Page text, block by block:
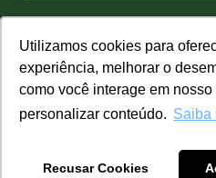
Utilizamos cookies para
experiência, melhorar o
como você interage em nosso
personalizar conteúdo. Saiba
Recusar Cookies
Utilizamos cookies para
experiência, melhorar o
como você interage em nosso
personalizar conteúdo. Saiba
Recusar Cookies
Hakuna Matata Brindes
os direitos reservados
Desenvolvido por